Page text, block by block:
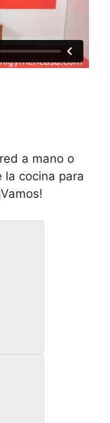
a mano o
la cocina para